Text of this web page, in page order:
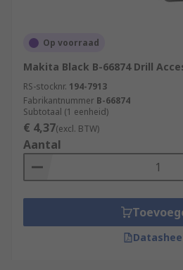
Op voorraad
Makita Black B-66874 Drill
RS-stocknr. 194-7913
Fabrikantnummer B-66874
Subtotaal (1 eenheid)
€ 4,37(excl. BTW)
Aantal